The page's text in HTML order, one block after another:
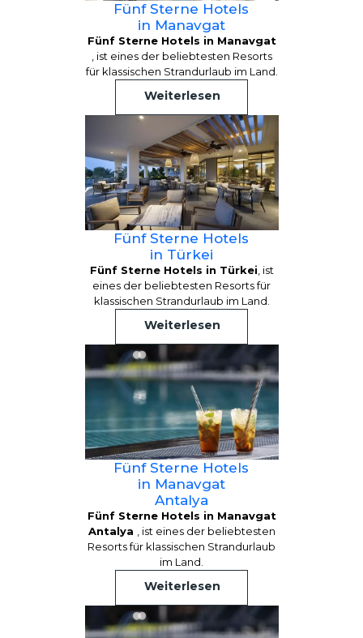
Fünf Sterne Hotels
in Manavgat
Fünf Sterne Hotels in Manavgat
, ist eines der beliebtesten Resorts
für klassischen Strandurlaub im Land.
Weiterlesen
Fünf Sterne Hotels
in Türkei
Fünf Sterne Hotels in Türkei , ist
eines der beliebtesten Resorts für
klassischen Strandurlaub im Land.
Weiterlesen
Fünf Sterne Hotels
in Manavgat
Antalya
Fünf Sterne Hotels in Manavgat
Antalya
, ist eines der beliebtesten
Resorts für klassischen Strandurlaub
im Land.
Weiterlesen